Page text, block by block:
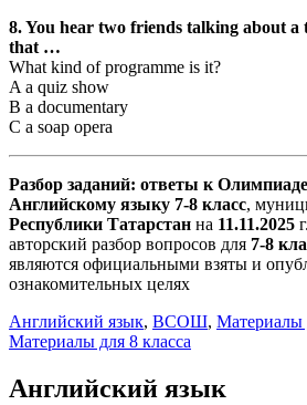
8. You hear two friends talking about a
that …
What kind of programme is it?
A a quiz show
B a documentary
C a soap opera
Разбор заданий: ответы к
Английскому языку 7-8 класс,
Республики Татарстан на 11.11.2025
авторский разбор вопросов для 7-8
являются официальными взяты и
ознакомительных целях
Английский язык, ВСОШ, Материалы
Материалы для 8 класса
Английский язык